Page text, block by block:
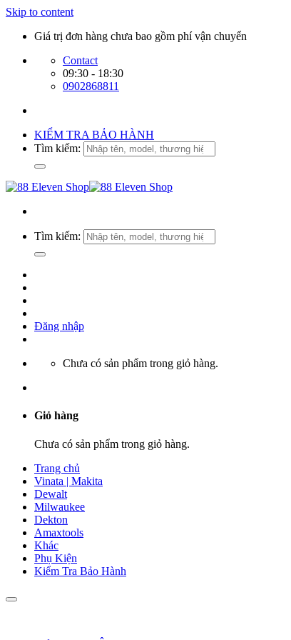
Skip to content
Giá trị đơn hàng chưa bao gồm phí vận chuyển
Contact
09:30 - 18:30
0902868811
KIỂM TRA BẢO HÀNH
Tìm kiếm:
Tìm kiếm:
Đăng nhập
Chưa có sản phẩm trong giỏ hàng.
Giỏ hàng
Chưa có sản phẩm trong giỏ hàng.
Trang chủ
Vinata | Makita
Dewalt
Milwaukee
Dekton
Amaxtools
Khác
Phụ Kiện
Kiểm Tra Bảo Hành